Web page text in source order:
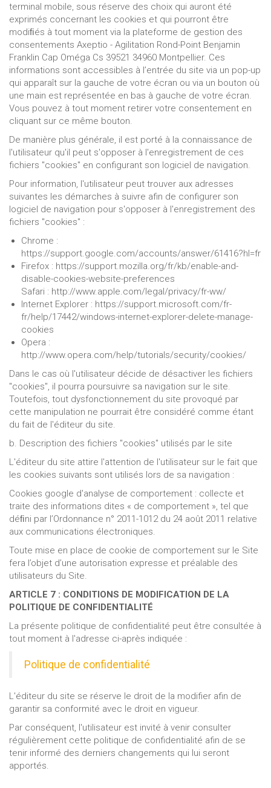
terminal mobile, sous réserve des choix qui auront été
exprimés concernant les cookies et qui pourront être
modiﬁés à tout moment via la plateforme de gestion des
consentements Axeptio - Agilitation Rond-Point Benjamin
Franklin Cap Oméga Cs 39521 34960 Montpellier. Ces
informations sont accessibles à l’entrée du site via un pop-up
qui apparaît sur la gauche de votre écran ou via un bouton où
une main est représentée en bas à gauche de votre écran.
Vous pouvez à tout moment retirer votre consentement en
cliquant sur ce même bouton.
De manière plus générale, il est porté à la connaissance de
l'utilisateur qu'il peut s'opposer à l'enregistrement de ces
fichiers "cookies" en configurant son logiciel de navigation.
Pour information, l'utilisateur peut trouver aux adresses
suivantes les démarches à suivre afin de configurer son
logiciel de navigation pour s'opposer à l'enregistrement des
fichiers "cookies" :
Chrome :
https://support.google.com/accounts/answer/61416?hl=fr
Firefox : https://support.mozilla.org/fr/kb/enable-and-
disable-cookies-website-preferences
Safari : http://www.apple.com/legal/privacy/fr-ww/
Internet Explorer : https://support.microsoft.com/fr-
fr/help/17442/windows-internet-explorer-delete-manage-
cookies
Opera :
http://www.opera.com/help/tutorials/security/cookies/
Dans le cas où l'utilisateur décide de désactiver les fichiers
"cookies", il pourra poursuivre sa navigation sur le site.
Toutefois, tout dysfonctionnement du site provoqué par
cette manipulation ne pourrait être considéré comme étant
du fait de l'éditeur du site.
b. Description des fichiers "cookies" utilisés par le site
L'éditeur du site attire l'attention de l'utilisateur sur le fait que
les cookies suivants sont utilisés lors de sa navigation :
Cookies google d'analyse de comportement : collecte et
traite des informations dites « de comportement », tel que
déﬁni par l’Ordonnance n° 2011-1012 du 24 août 2011 relative
aux communications électroniques.
Toute mise en place de cookie de comportement sur le Site
fera l’objet d’une autorisation expresse et préalable des
utilisateurs du Site.
ARTICLE 7 : CONDITIONS DE MODIFICATION DE LA
POLITIQUE DE CONFIDENTIALITÉ
La présente politique de confidentialité peut être consultée à
tout moment à l'adresse ci-après indiquée :
Politique de confidentialité
L'éditeur du site se réserve le droit de la modifier afin de
garantir sa conformité avec le droit en vigueur.
Par conséquent, l'utilisateur est invité à venir consulter
régulièrement cette politique de confidentialité afin de se
tenir informé des derniers changements qui lui seront
apportés.